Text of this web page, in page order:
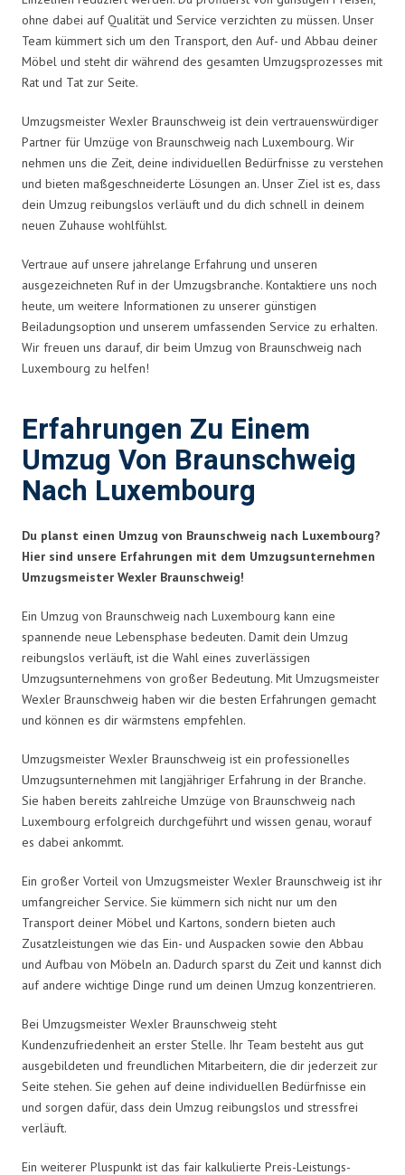
ohne dabei auf Qualität und Service verzichten zu müssen. Unser
Team kümmert sich um den Transport, den Auf- und Abbau deiner
Möbel und steht dir während des gesamten Umzugsprozesses mit
Rat und Tat zur Seite.
Umzugsmeister Wexler Braunschweig ist dein vertrauenswürdiger
Partner für Umzüge von Braunschweig nach Luxembourg. Wir
nehmen uns die Zeit, deine individuellen Bedürfnisse zu verstehen
und bieten maßgeschneiderte Lösungen an. Unser Ziel ist es, dass
dein Umzug reibungslos verläuft und du dich schnell in deinem
neuen Zuhause wohlfühlst.
Vertraue auf unsere jahrelange Erfahrung und unseren
ausgezeichneten Ruf in der Umzugsbranche. Kontaktiere uns noch
heute, um weitere Informationen zu unserer günstigen
Beiladungsoption und unserem umfassenden Service zu erhalten.
Wir freuen uns darauf, dir beim Umzug von Braunschweig nach
Luxembourg zu helfen!
Erfahrungen Zu Einem
Umzug Von Braunschweig
Nach Luxembourg
Du planst einen Umzug von Braunschweig nach Luxembourg?
Hier sind unsere Erfahrungen mit dem Umzugsunternehmen
Umzugsmeister Wexler Braunschweig!
Ein Umzug von Braunschweig nach Luxembourg kann eine
spannende neue Lebensphase bedeuten. Damit dein Umzug
reibungslos verläuft, ist die Wahl eines zuverlässigen
Umzugsunternehmens von großer Bedeutung. Mit Umzugsmeister
Wexler Braunschweig haben wir die besten Erfahrungen gemacht
und können es dir wärmstens empfehlen.
Umzugsmeister Wexler Braunschweig ist ein professionelles
Umzugsunternehmen mit langjähriger Erfahrung in der Branche.
Sie haben bereits zahlreiche Umzüge von Braunschweig nach
Luxembourg erfolgreich durchgeführt und wissen genau, worauf
es dabei ankommt.
Ein großer Vorteil von Umzugsmeister Wexler Braunschweig ist ihr
umfangreicher Service. Sie kümmern sich nicht nur um den
Transport deiner Möbel und Kartons, sondern bieten auch
Zusatzleistungen wie das Ein- und Auspacken sowie den Abbau
und Aufbau von Möbeln an. Dadurch sparst du Zeit und kannst dich
auf andere wichtige Dinge rund um deinen Umzug konzentrieren.
Bei Umzugsmeister Wexler Braunschweig steht
Kundenzufriedenheit an erster Stelle. Ihr Team besteht aus gut
ausgebildeten und freundlichen Mitarbeitern, die dir jederzeit zur
Seite stehen. Sie gehen auf deine individuellen Bedürfnisse ein
und sorgen dafür, dass dein Umzug reibungslos und stressfrei
verläuft.
Ein weiterer Pluspunkt ist das fair kalkulierte Preis-Leistungs-